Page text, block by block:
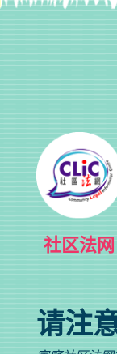
社区法网
请注